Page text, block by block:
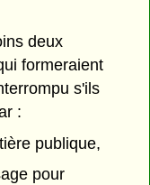
deux
formeraient
s'ils
:
publique,
pour